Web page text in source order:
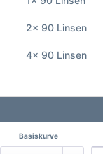
2x 90 Linsen
4x 90 Linsen
Basiskurve